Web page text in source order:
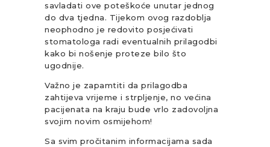
savladati ove poteškoće unutar jednog
do dva tjedna. Tijekom ovog razdoblja
neophodno je redovito posjećivati
stomatologa radi eventualnih prilagodbi
kako bi nošenje proteze bilo što
ugodnije.
Važno je zapamtiti da prilagodba
zahtijeva vrijeme i strpljenje, no većina
pacijenata na kraju bude vrlo zadovoljna
svojim novim osmijehom!
Sa svim pročitanim informacijama sada